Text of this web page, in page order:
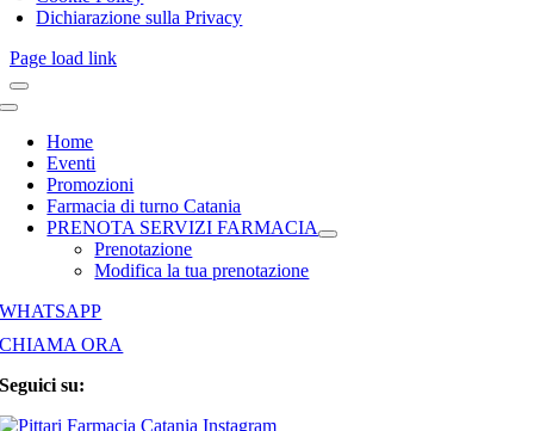
Dichiarazione sulla Privacy
Page load link
Toggle
NavigationHome
Eventi
Promozioni
Farmacia di turno Catania
PRENOTA SERVIZI FARMACIA
Prenotazione
Modifica la tua prenotazione
WHATSAPP
CHIAMA ORA
Seguici su: